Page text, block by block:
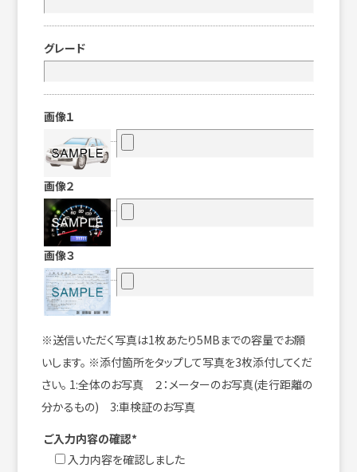
グレード
画像１
画像２
画像３
※送信いただく写真は1枚あたり5MBまでの容量でお願
いします。 ※添付箇所をタップして写真を3枚添付してくだ
さい。 1:全体のお写真 ２：メーターのお写真(走行距離の
分かるもの) 3:車検証のお写真
ご入力内容の確認*
入力内容を確認しました